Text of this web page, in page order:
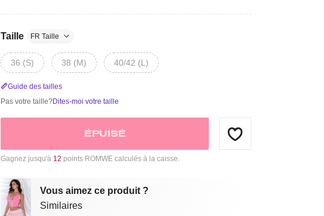
Taille FR Taille
36 (S) 38 (M) 40/42 (L)
Guide des tailles
Pas votre taille?Dites-moi votre taille
ÉPUISÉ
Gagnez jusqu'à 12 points ROMWE calculés à la caisse.
Vous aimez ce produit ?
Similaires